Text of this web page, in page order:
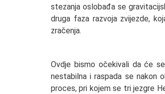
stezanja oslobađa se
druga faza razvoja zvijezde,
zračenja.
Ovdje bismo očekivali da će
nestabilna i raspada se nakon
proces, pri kojem se tri jezgre